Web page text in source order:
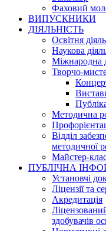
Фаховий
ВИПУСКНИКИ
ДІЯЛЬНІСТЬ
Освітня
Наукова
Міжнародна
Творчо-
Методична
Відділ
методичної
Майстер-
ПУБЛІЧНА
Установчі
Ліцензії та
Акредитація
здобувачів